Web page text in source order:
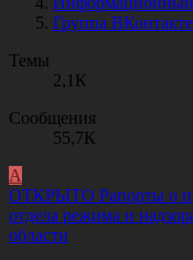
Группа ВКонтакте
Темы
2,1К
Сообщения
55,7К
A
ОТКРЫТО Рапорты о
отдела режима и
области